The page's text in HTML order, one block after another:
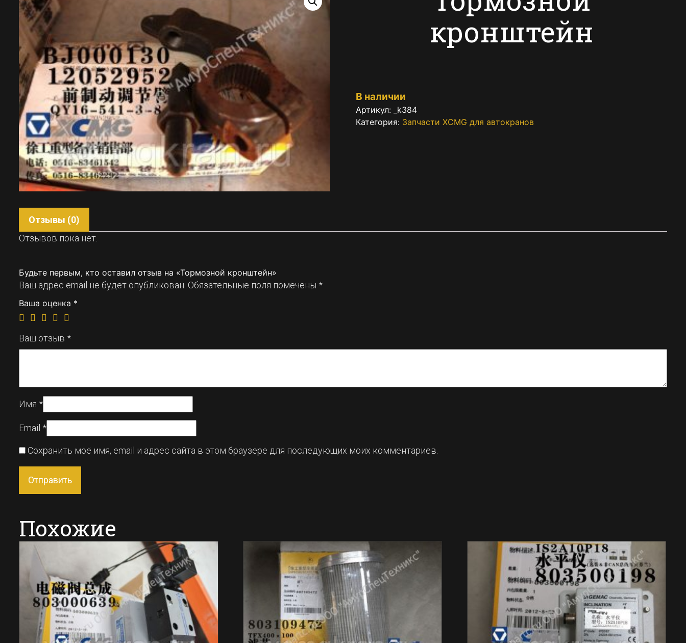
кронштейн
В наличии
Артикул:
_k384
Категория: Запчасти XCMG для автокранов
Отзывы (0)
Отзывов пока нет.
Будьте первым, кто оставил отзыв на «Тормозной кронштейн»
Ваш адрес email не будет опубликован. Обязательные поля помечены *
Ваша оценка *
Ваш отзыв *
Имя *
Email *
Сохранить моё имя, email и адрес сайта в этом браузере для последующих моих комментариев.
Похожие